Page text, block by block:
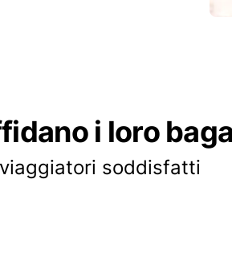
i loro
soddisfatti